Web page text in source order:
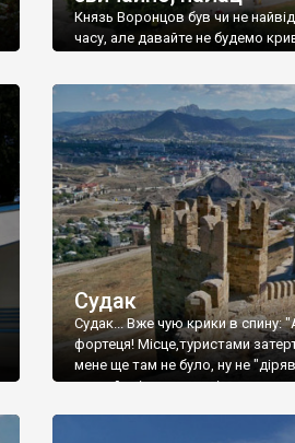
Князь Воронцов був чи не
часу, але давайте не будемо
Судак
Судак... Вже чую крики в спину:
фортеця! Місце,туристами
мене ще там не було, ну не
принаймні до цього літа.